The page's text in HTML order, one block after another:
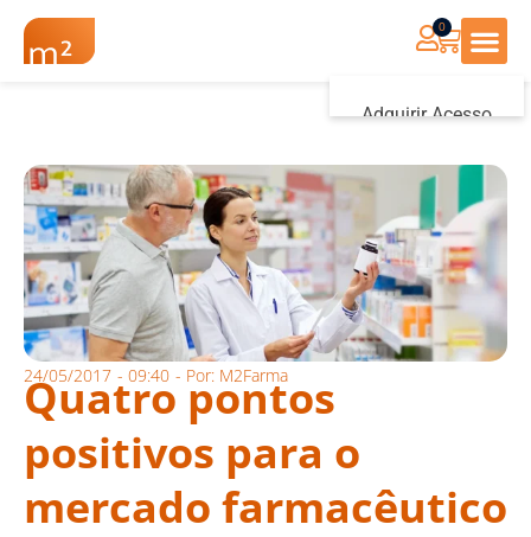
Adquirir Acesso
0
24/05/2017 - 09:40 - Por: M2Farma
Quatro pontos
positivos para o
mercado farmacêutico